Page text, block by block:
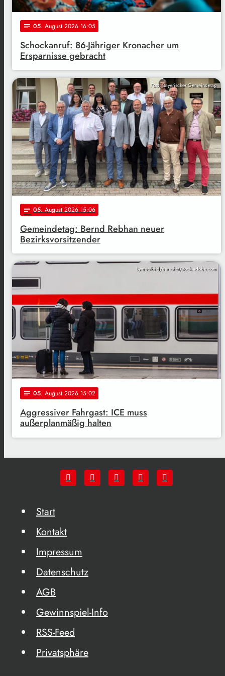
notes 05. August 2026 16:05
Schockanruf: 86-Jähriger Kronacher um
Ersparnisse gebracht
Foto: Bayerischer Gemeindetag
notes 05. August 2026 15:06
Gemeindetag: Bernd Rebhan neuer
Bezirksvorsitzender
Symbolbild/pureshot/stock.adobe.com
notes 05. August 2026 15:02
Aggressiver Fahrgast: ICE muss
außerplanmäßig halten
Start
Kontakt
Impressum
Datenschutz
AGB
Gewinnspiel-Info
RSS-Feed
Privatsphäre